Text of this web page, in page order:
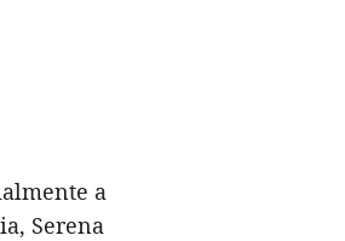
a
Serena